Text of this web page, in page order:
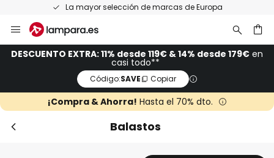
La mayor selección de marcas de Europa
al
contenido
DESCUENTO EXTRA: 11% desde 119€ & 14% desde 179€ en
casi todo**
Código:SAVE Copiar
¡Compra & Ahorra! Hasta el 70% dto.
Balastos